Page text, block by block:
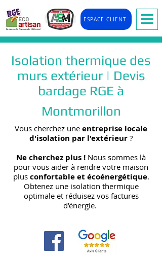
ESPACE CLIENT
Isolation thermique des
murs extérieur | Devis
bardage RGE à
Montmorillon
Vous cherchez une entreprise locale
d'isolation par l'extérieur ?
Ne cherchez plus ! Nous sommes là
pour vous aider à rendre votre maison
plus confortable et écoénergétique.
Obtenez une isolation thermique
optimale et réduisez vos factures
d'énergie.